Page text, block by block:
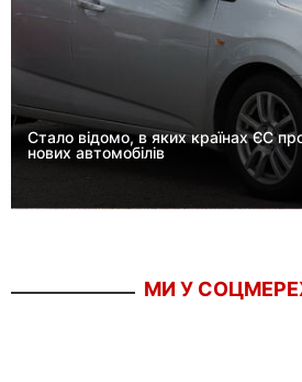
Стало відомо, в яких країнах ЄС
нових автомобілів
МИ У